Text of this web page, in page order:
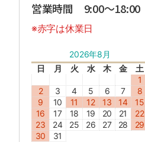
営業時間 9:00～18:00
※赤字は休業日
2026年8月
日
月 火 水 木 金
土
1
2
3 4 5 6 7
8
9
10 11 12 13 14
15
16
17 18 19 20 21
22
23
24 25 26 27 28
29
30
31